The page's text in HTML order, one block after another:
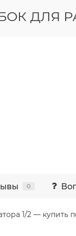
ДЛЯ
0
1/2 — купить